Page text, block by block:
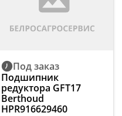
Под заказ
Подшипник
редуктора GFT17
Berthoud
HPR916629460